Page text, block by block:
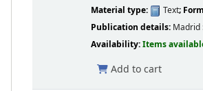
Material type:
Text;
Publication details: Madrid
Availability:Items
Add to cart